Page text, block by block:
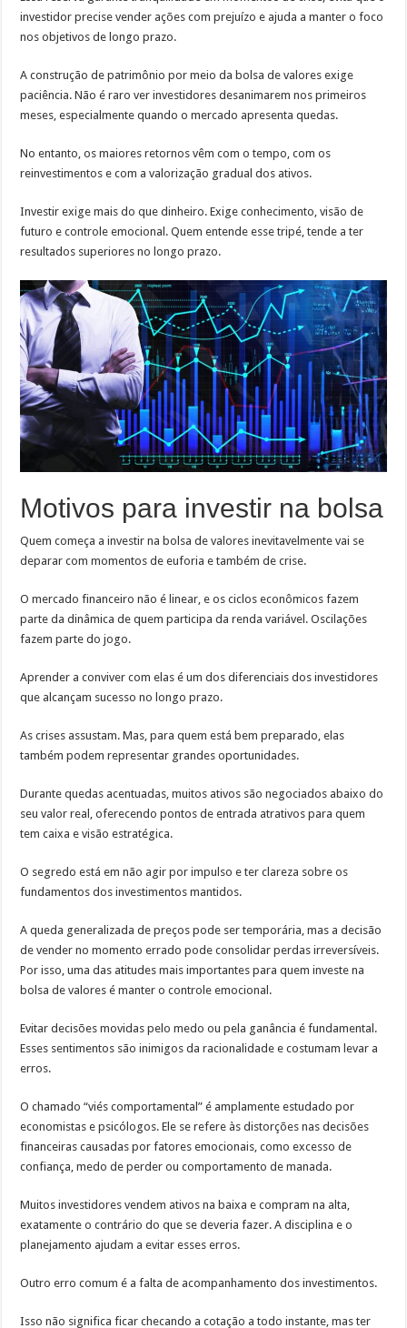
investidor precise vender ações com prejuízo e ajuda a manter o foco
nos objetivos de longo prazo.
A construção de patrimônio por meio da bolsa de valores exige
paciência. Não é raro ver investidores desanimarem nos primeiros
meses, especialmente quando o mercado apresenta quedas.
No entanto, os maiores retornos vêm com o tempo, com os
reinvestimentos e com a valorização gradual dos ativos.
Investir exige mais do que dinheiro. Exige conhecimento, visão de
futuro e controle emocional. Quem entende esse tripé, tende a ter
resultados superiores no longo prazo.
Motivos para investir na bolsa
Quem começa a investir na bolsa de valores inevitavelmente vai se
deparar com momentos de euforia e também de crise.
O mercado financeiro não é linear, e os ciclos econômicos fazem
parte da dinâmica de quem participa da renda variável. Oscilações
fazem parte do jogo.
Aprender a conviver com elas é um dos diferenciais dos investidores
que alcançam sucesso no longo prazo.
As crises assustam. Mas, para quem está bem preparado, elas
também podem representar grandes oportunidades.
Durante quedas acentuadas, muitos ativos são negociados abaixo do
seu valor real, oferecendo pontos de entrada atrativos para quem
tem caixa e visão estratégica.
O segredo está em não agir por impulso e ter clareza sobre os
fundamentos dos investimentos mantidos.
A queda generalizada de preços pode ser temporária, mas a decisão
de vender no momento errado pode consolidar perdas irreversíveis.
Por isso, uma das atitudes mais importantes para quem investe na
bolsa de valores é manter o controle emocional.
Evitar decisões movidas pelo medo ou pela ganância é fundamental.
Esses sentimentos são inimigos da racionalidade e costumam levar a
erros.
O chamado “viés comportamental” é amplamente estudado por
economistas e psicólogos. Ele se refere às distorções nas decisões
financeiras causadas por fatores emocionais, como excesso de
confiança, medo de perder ou comportamento de manada.
Muitos investidores vendem ativos na baixa e compram na alta,
exatamente o contrário do que se deveria fazer. A disciplina e o
planejamento ajudam a evitar esses erros.
Outro erro comum é a falta de acompanhamento dos investimentos.
Isso não significa ficar checando a cotação a todo instante, mas ter